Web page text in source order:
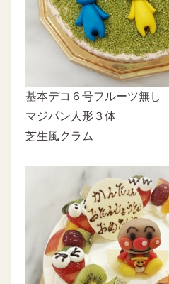
基本デコ６号フルーツ無し
マジパン人形３体
芝生風クラム